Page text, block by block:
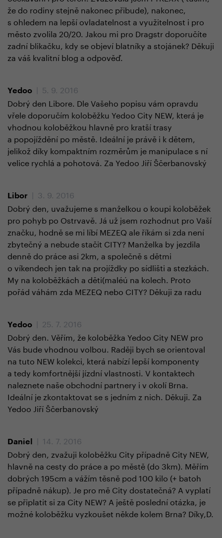
že do rodiny stejně nakonec přibude), nakonec,
s ohledem na lepší ovladatelnost a využitelnost i pro
město zvolila 20/20. Jakou mi pro Dragstr doporučíte
zadní blikačku, kdy se objeví blatníky a stojánek? Děkuji
za váš kvalitní blog a odpověď.
Yedoo
| 5. 9. 2016
Dobrý den Libore. Dle Vašeho popisu vám opravdu
vřele doporučím koloběžku Yedoo City NEW, která je
vhodnou koloběžkou hlavně pro kratší trasy
a popojíždění po městě. Ideální je právě i k dětem,
jelikož díky kompaktním rozměrům je manipulace s ní
velice rychlá a pohotová. Za Yedoo Jiří Ščerbanovský
Libor
| 3. 9. 2016
Dobrý den, uvažujeme s manželkou o koupi koloběžek
pro pohyb po Ostrvavě. Já už jsem rozhodnut pro Vaší
značku, hodně se mi líbí MEZEQ ale říkám si zda není
zbytečný a nebude stačit CITY? Manželka by jezdila
denně do práce asi 2km, a společně s dětmi
o víkendech jen tak na projíždky po sídlišti a stezkách.
My na koloběžkách a děti(maléú na kolech. Proto
pořád váhám zda MEZEQ nebo CITY? Děkuji za radu
Yedoo
| 25. 7. 2016
Dobrý den. Věřím, že koloběžka Yedoo City NEW pro
Vás bude vhodnou volbou. Raději bych se orientoval
na tuto NEW kolekci, která nabízí lepší komponenty
a tedy komfortnější jízdní vlastnosti. V kontaktech
naleznete naše obchodní partnery i v okolí Brna.
Ideální je zkontaktovat se s jedním z nich. Děkuji. Za
Yedoo Jiří Ščerbanovský
Daniel
| 14. 7. 2016
Dobrý den, zvažuji koloběžku City případně City NEW,
hlavně na cesty do práce a po městě (do 3km). Měřím
dobrých 195cm a vážím těsně pod 100 kilo (+ batoh
případně nákup). Je pro mě City dostatečná? A vyplatí
se připlatit si za City NEW? A ještě poslední otázka, je
možné koloběžku vyzkoušet někde kolem Brna? Díky,D.